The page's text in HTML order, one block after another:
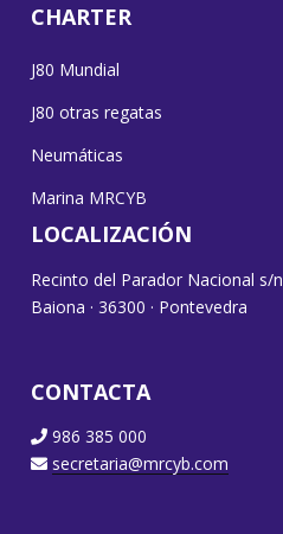
CHARTER
J80 Mundial
J80 otras regatas
Neumáticas
Marina MRCYB
LOCALIZACIÓN
Recinto del Parador Nacional s/n
Baiona · 36300 · Pontevedra
CONTACTA
986 385 000
secretaria@mrcyb.com